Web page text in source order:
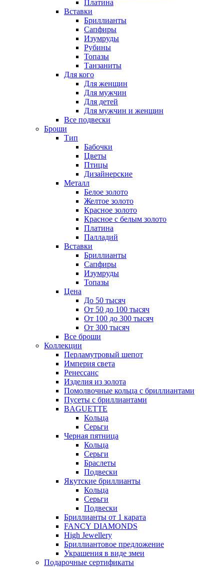
Платина
Вставки
Бриллианты
Сапфиры
Изумруды
Рубины
Топазы
Танзаниты
Для кого
Для женщин
Для мужчин
Для детей
Для мужчин и женщин
Все подвески
Броши
Тип
Бабочки
Цветы
Птицы
Дизайнерские
Металл
Белое золото
Желтое золото
Красное золото
Красное с белым золото
Платина
Палладий
Вставки
Бриллианты
Сапфиры
Изумруды
Топазы
Цена
До 50 тысяч
От 50 до 100 тысяч
От 100 до 300 тысяч
От 300 тысяч
Все броши
Коллекции
Перламутровый шепот
Империя света
Ренессанс
Изделия из золота
Помолвочные кольца с бриллиантами
Пусеты с бриллиантами
BAGUETTE
Кольца
Серьги
Черная пятница
Кольца
Серьги
Браслеты
Подвески
Якутские бриллианты
Кольца
Серьги
Подвески
Бриллианты от 1 карата
FANCY DIAMONDS
High Jewellery
Бриллиантовое предложение
Украшения в виде змеи
Подарочные сертификаты